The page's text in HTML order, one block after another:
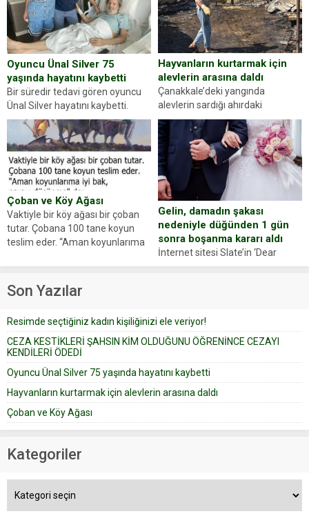
sorup belgelerini istedi. Sürücü
Abdurrahman Ö.nün verdiği
evraklarda eksik olduğunu...
Oyuncu Ünal Silver 75
yaşında hayatını kaybetti
Bir süredir tedavi gören oyuncu
Ünal Silver hayatını kaybetti.
Haberi, oyuncunun menajerlik
ajansı duyurdu. Renda Güner,
sosyal medya hesabında “Usta
Oyuncumuz ve çok değerli
dostumuz...
Hayvanların kurtarmak için
alevlerin arasına daldı
Çanakkale’deki yangında
alevlerin sardığı ahırdaki
hayvanlarını kurtarmak isteyen
Zeki Demir (66) ölümden döndü.
Yüzünde ve ellerinde yanıklar
oluşan Demir, kâbus dolu anları
anlattı… Merkeze bağlı...
Çoban ve Köy Ağası
Vaktiyle bir köy ağası bir çoban
tutar. Çobana 100 tane koyun
teslim eder. “Aman koyunlarıma
Çoban koyunları alır gider. Aylar...
Gelin, damadın şakası
nedeniyle düğünden 1 gün
sonra boşanma kararı aldı
İnternet sitesi Slate’in ‘Dear
Prudence’ isimli tavsiye köşesine
yapıştırdığı için düğünden...
Son Yazılar
Resimde seçtiğiniz kadın kişiliğinizi ele veriyor!
CEZA KESTİKLERİ ŞAHSIN KİM OLDUĞUNU ÖĞRENİNCE CEZAYI
KENDİLERİ ÖDEDİ
Oyuncu Ünal Silver 75 yaşında hayatını kaybetti
Hayvanların kurtarmak için alevlerin arasına daldı
Çoban ve Köy Ağası
Kategoriler